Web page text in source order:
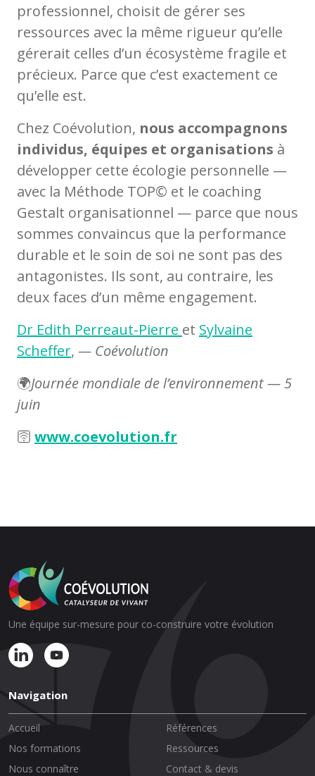
professionnel, choisit de gérer ses
ressources avec la même rigueur qu’elle
gérerait celles d’un écosystème fragile et
précieux. Parce que c’est exactement ce
qu’elle est.
Chez Coévolution, nous accompagnons
individus, équipes et organisations à
développer cette écologie personnelle —
avec la Méthode TOP© et le coaching
Gestalt organisationnel — parce que nous
sommes convaincus que la performance
durable et le soin de soi ne sont pas des
antagonistes. Ils sont, au contraire, les
deux faces d’un même engagement.
Dr Edith Perreaut-Pierre et Sylvaine
Scheffer, — Coévolution
🌍Journée mondiale de l’environnement — 5
juin
🛜 www.coevolution.fr
Une équipe sur-mesure pour co-construire votre évolution
Navigation
Accueil
Nos formations
Nous connaître
Références
Ressources
Contact & devis